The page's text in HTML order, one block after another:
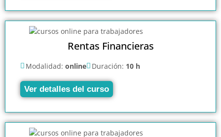
Rentas Financieras
Modalidad: online Duración: 10 h
Ver detalles del curso